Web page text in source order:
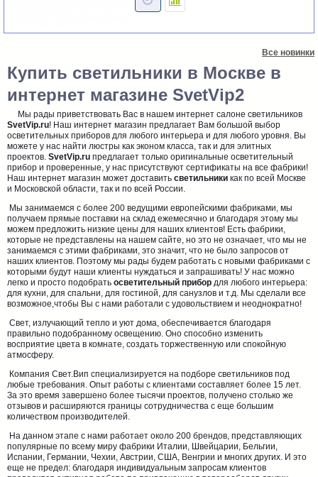
Все новинки
Купить светильники в Москве в
интернет магазине SvetVip2
Мы рады приветствовать Вас в нашем интернет салоне светильников
SvetVip.ru! Наш интернет магазин предлагает Вам большой выбор
осветительных приборов для любого интерьера и для любого уровня. Вы
можете у нас найти люстры как эконом класса, так и для элитных
проектов. SvetVip.ru предлагает только оригинальные осветительный
прибор и проверенные, у нас присутствуют сертификаты на все фабрики!
Наш интернет магазин может доставить светильники как по всей Москве
и Московской области, так и по всей России.
Мы занимаемся с более 200 ведущими европейскими фабриками, мы
получаем прямые поставки на склад ежемесячно и благодаря этому мы
можем предложить низкие цены для наших клиентов! Есть фабрики,
которые не представлены на нашем сайте, но это не означает, что мы не
занимаемся с этими фабриками, это значит, что не было запросов от
наших клиентов. Поэтому мы рады будем работать с новыми фабриками с
которыми будут наши клиенты нуждаться и запрашивать! У нас можно
легко и просто подобрать осветительный прибор для любого интерьера:
для кухни, для спальни, для гостиной, для санузлов и т.д. Мы сделали все
возможное,чтобы Вы с нами работали с удовольствием и неоднократно!
Свет, излучающий тепло и уют дома, обеспечивается благодаря
правильно подобранному освещению. Оно способно изменить
восприятие цвета в комнате, создать торжественную или спокойную
атмосферу.
Компания Свет.Вип специализируется на подборе светильников под
любые требования. Опыт работы с клиентами составляет более 15 лет.
За это время завершено более тысячи проектов, получено столько же
отзывов и расширяются границы сотрудничества с еще большим
количеством производителей.
На данном этапе с нами работает около 200 брендов, представляющих
популярные по всему миру фабрики Италии, Швейцарии, Бельгии,
Испании, Германии, Чехии, Австрии, США, Венгрии и многих других. И это
еще не предел: благодаря индивидуальным запросам клиентов